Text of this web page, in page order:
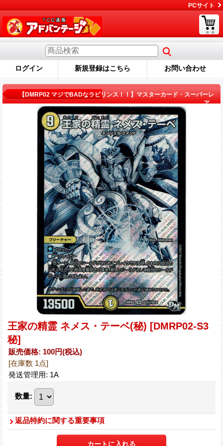
PCサイト
ログイン 新規登録はこちら お問い合わせ
商品詳細【DMRP02 マジでBADなラビリンス！！】マスターカード・スーパーレ
ア...
王家の精霊 ネメス・テーベ(秘) [DMRP02-S3
秘]
販売価格: 100円(税込)
[在庫数 1点]
発送管理用: 1A
数量:
返品特約に関する重要事項